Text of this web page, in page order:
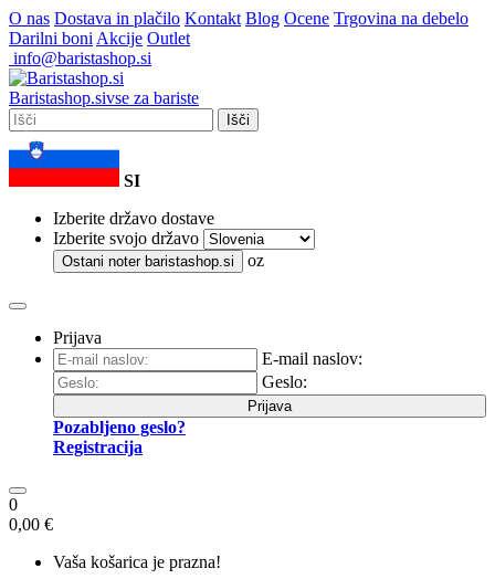
O nas Dostava in plačilo Kontakt Blog Ocene Trgovina na debelo
Darilni boni Akcije Outlet
info@baristashop.si
Baristashop.sivse za bariste
Išči
SI
Izberite državo dostave
Izberite svojo državo
Ostani noter baristashop.si oz
Prijava
E-mail naslov:
Geslo:
Prijava
Pozabljeno geslo?
Registracija
0
0,00 €
Vaša košarica je prazna!